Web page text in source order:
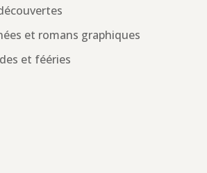
et romans graphiques
et fééries